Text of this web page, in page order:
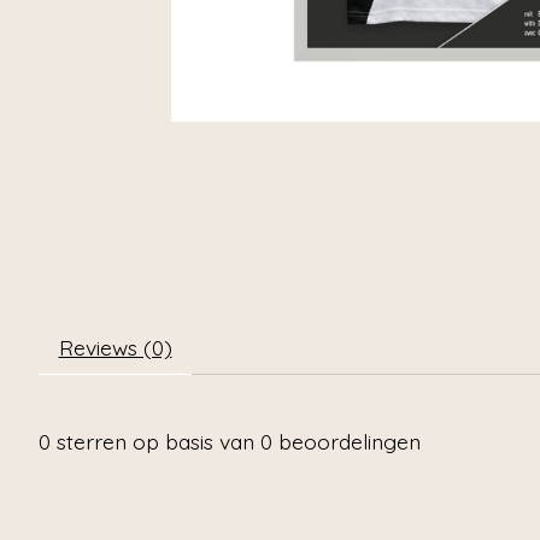
Reviews (0)
0 sterren op basis van 0 beoordelingen